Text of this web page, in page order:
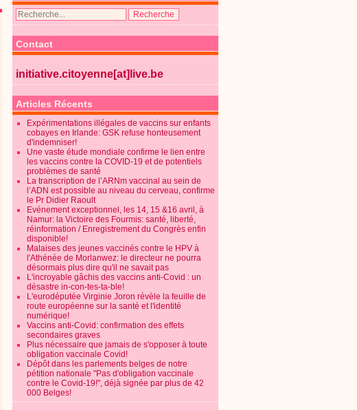
Contact
initiative.citoyenne[at]live.be
Articles Récents
Expérimentations illégales de vaccins sur enfants
cobayes en Irlande: GSK refuse honteusement
d'indemniser!
Une vaste étude mondiale confirme le lien entre
les vaccins contre la COVID-19 et de potentiels
problèmes de santé
La transcription de l’ARNm vaccinal au sein de
l’ADN est possible au niveau du cerveau, confirme
le Pr Didier Raoult
Evénement exceptionnel, les 14, 15 &16 avril, à
Namur: la Victoire des Fourmis: santé, liberté,
réinformation / Enregistrement du Congrès enfin
disponible!
Malaises des jeunes vaccinés contre le HPV à
l'Athénée de Morlanwez: le directeur ne pourra
désormais plus dire qu'il ne savait pas
L'incroyable gâchis des vaccins anti-Covid : un
désastre in-con-tes-ta-ble!
L'eurodéputée Virginie Joron révèle la feuille de
route européenne sur la santé et l'identité
numérique!
Vaccins anti-Covid: confirmation des effets
secondaires graves
Plus nécessaire que jamais de s'opposer à toute
obligation vaccinale Covid!
Dépôt dans les parlements belges de notre
pétition nationale "Pas d'obligation vaccinale
contre le Covid-19!", déjà signée par plus de 42
000 Belges!